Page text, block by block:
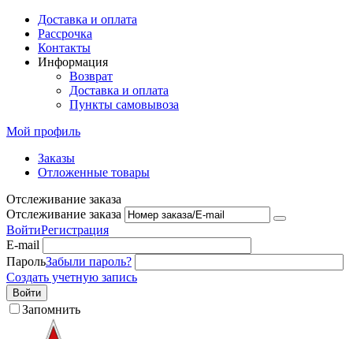
Доставка и оплата
Рассрочка
Контакты
Информация
Возврат
Доставка и оплата
Пункты самовывоза
Мой профиль
Заказы
Отложенные товары
Отслеживание заказа
Отслеживание заказа
ВойтиРегистрация
E-mail
ПарольЗабыли пароль?
Создать учетную запись
Войти
Запомнить